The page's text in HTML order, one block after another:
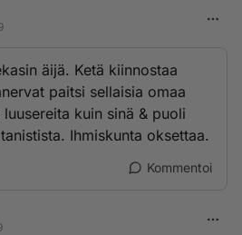
äijä. Ketä kiinnostaa
paitsi sellaisia omaa
kuin sinä & puoli
Ihmiskunta oksettaa.
Kommentoi